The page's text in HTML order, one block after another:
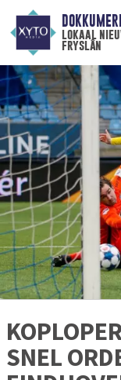
lokaal
fryslân
SNEL